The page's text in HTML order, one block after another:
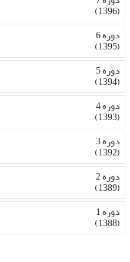
(1396)
دوره 6
(1395)
دوره 5
(1394)
دوره 4
(1393)
دوره 3
(1392)
دوره 2
(1389)
دوره 1
(1388)